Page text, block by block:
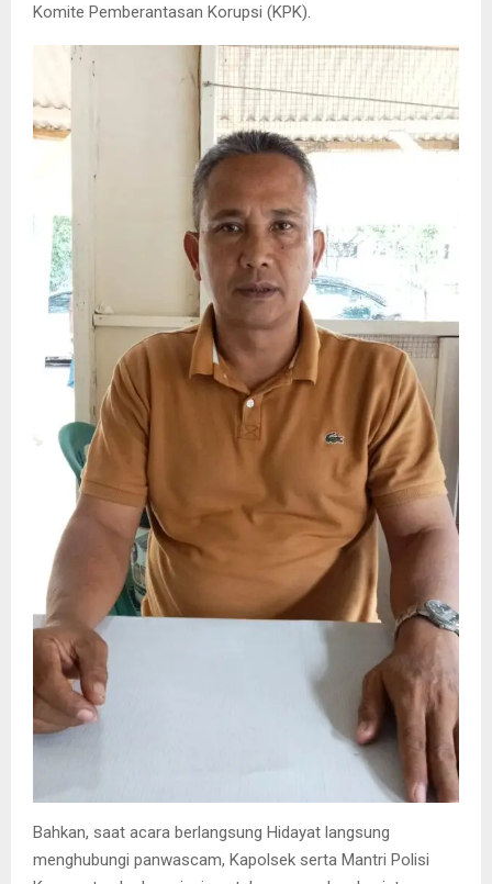
Komite Pemberantasan Korupsi (KPK).
Bahkan, saat acara berlangsung Hidayat langsung
menghubungi panwascam, Kapolsek serta Mantri Polisi